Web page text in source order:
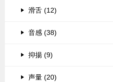
滑舌 (12)
音感 (38)
抑揚 (9)
声量 (20)